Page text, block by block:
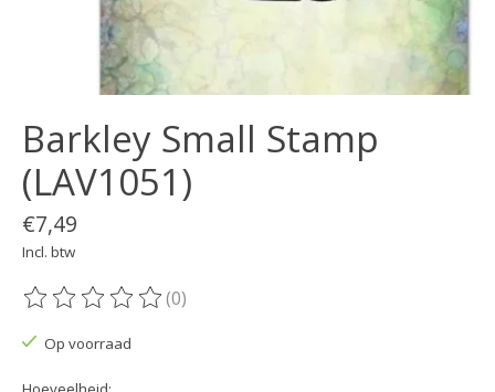
Barkley Small Stamp
(LAV1051)
€7,49
Incl. btw
De beoordeling van dit product is
(0)
Op voorraad